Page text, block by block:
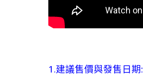
1.建議售價與發售日期: